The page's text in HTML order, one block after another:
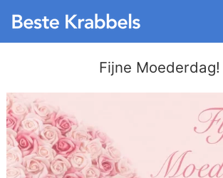
Fijne Moederdag!